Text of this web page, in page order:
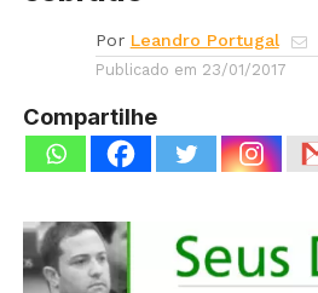
Por Leandro Portugal
Publicado em 23/01/2017
Compartilhe